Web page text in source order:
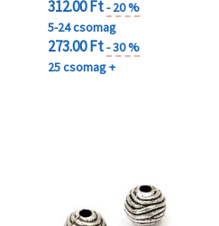
312.00 Ft- 20 %
5-24 csomag
273.00 Ft- 30 %
25 csomag +